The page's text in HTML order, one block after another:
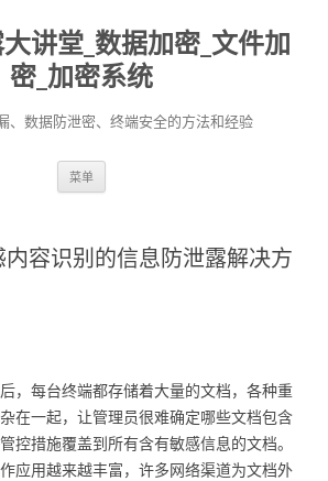
讲堂_数据加密_文件加
密_加密系统
、数据防泄密、终端安全的方法和经验
菜单
容识别的信息防泄露解决方
，每台终端都存储着大量的文档，各种重
在一起，让管理员很难确定哪些文档包含
控措施覆盖到所有含有敏感信息的文档。
应用越来越丰富，许多网络渠道为文档外